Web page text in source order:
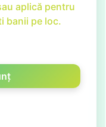
aplică pentru
banii pe loc.